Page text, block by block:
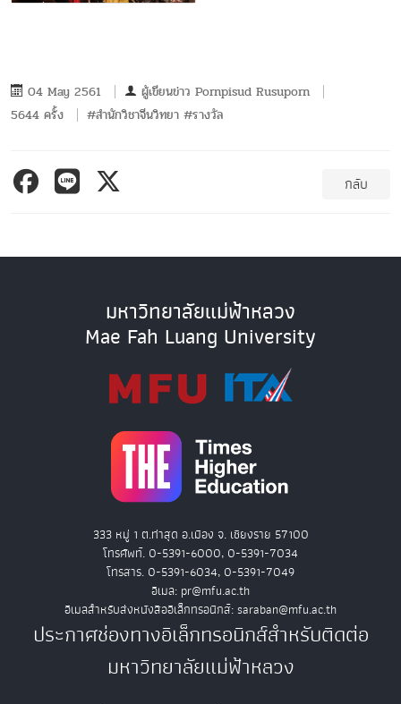
04 May 2561 ผู้เขียนข่าว Pornpisud Rusuporn
5644 ครั้ง
#สำนักวิชาจีนวิทยา #รางวัล
กลับ
มหาวิทยาลัยแม่ฟ้าหลวง
Mae Fah Luang University
333 หมู่ 1 ต.ท่าสุด อ.เมือง จ. เชียงราย 57100
โทรศัพท์. 0-5391-6000, 0-5391-7034
โทรสาร. 0-5391-6034, 0-5391-7049
อีเมล: pr@mfu.ac.th
อีเมลสำหรับส่งหนังสืออิเล็กทรอนิกส์: saraban@mfu.ac.th
ประกาศช่องทางอิเล็กทรอนิกส์สำหรับติดต่อ
มหาวิทยาลัยแม่ฟ้าหลวง